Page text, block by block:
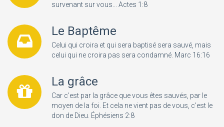
survenant sur vous... Actes 1:8
Le Baptême
Celui qui croira et qui sera baptisé sera sauvé, mais
celui qui ne croira pas sera condamné. Marc 16:16
La grâce
Car c’est par la grâce que vous êtes sauvés, par le
moyen de la foi. Et cela ne vient pas de vous, c’est le
don de Dieu. Éphésiens 2:8